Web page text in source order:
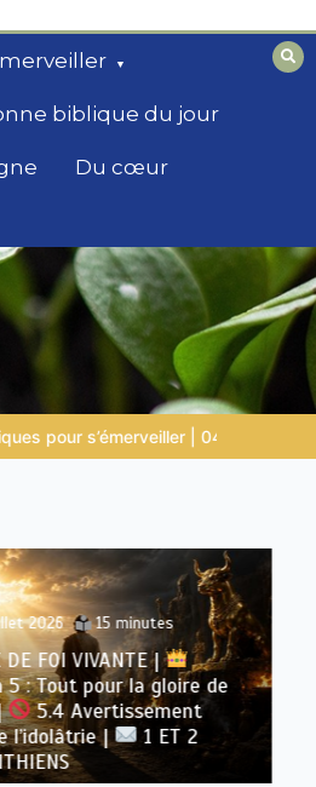
biblique du jour
Du cœur
– Dieu montre à Job les
2026 15 minutes
FOI VIVANTE |
: Tout pour la gloire de
5.4 Avertissement
|
1 ET 2